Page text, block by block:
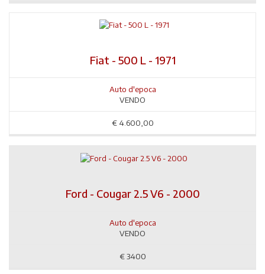
Fiat - 500 L - 1971
Auto d'epoca
VENDO
€ 4.600,00
Ford - Cougar 2.5 V6 - 2000
Auto d'epoca
VENDO
€ 3400